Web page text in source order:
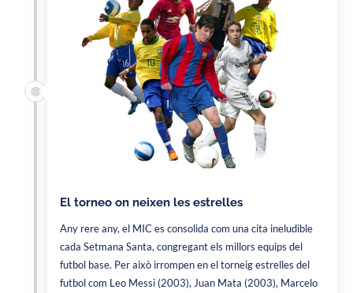
El torneo on neixen les estrelles
Any rere any, el MIC es consolida com una cita ineludible
cada Setmana Santa, congregant els millors equips del
futbol base. Per això irrompen en el torneig estrelles del
futbol com Leo Messi (2003), Juan Mata (2003), Marcelo